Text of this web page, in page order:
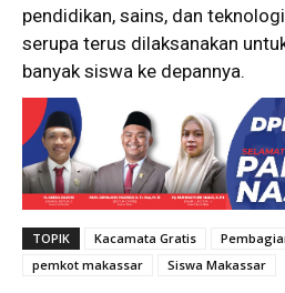
pendidikan, sains, dan
serupa terus dilaksanakan
banyak siswa ke depannya.
TOPIK Kacamata Gratis
pemkot makassar
Siswa Makassar